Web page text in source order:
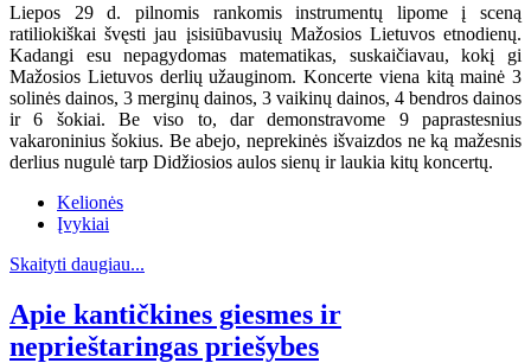
Liepos 29 d. pilnomis rankomis instrumentų lipome į sceną
ratiliokiškai švęsti jau įsisiūbavusių Mažosios Lietuvos etnodienų.
Kadangi esu nepagydomas matematikas, suskaičiavau, kokį gi
Mažosios Lietuvos derlių užauginom. Koncerte viena kitą mainė 3
solinės dainos, 3 merginų dainos, 3 vaikinų dainos, 4 bendros dainos
ir 6 šokiai. Be viso to, dar demonstravome 9 paprastesnius
vakaroninius šokius. Be abejo, neprekinės išvaizdos ne ką mažesnis
derlius nugulė tarp Didžiosios aulos sienų ir laukia kitų koncertų.
Kelionės
Įvykiai
Skaityti daugiau...
Apie kantičkines giesmes ir
neprieštaringas priešybes